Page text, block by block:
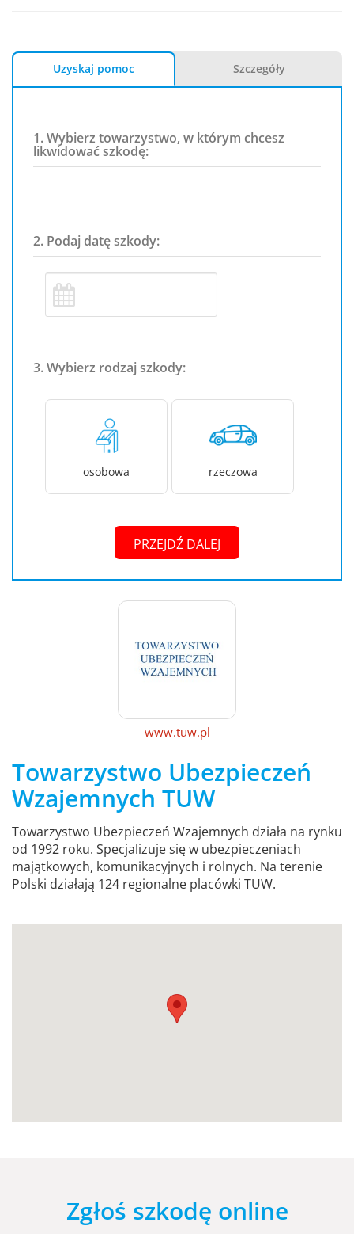
Uzyskaj pomoc Szczegóły
1. Wybierz towarzystwo, w którym chcesz
likwidować szkodę:
2. Podaj datę szkody:
3. Wybierz rodzaj szkody:
osobowa rzeczowa
PRZEJDŹ DALEJ
www.tuw.pl
Towarzystwo Ubezpieczeń
Wzajemnych TUW
Towarzystwo Ubezpieczeń Wzajemnych działa na rynku
od 1992 roku. Specjalizuje się w ubezpieczeniach
majątkowych, komunikacyjnych i rolnych. Na terenie
Polski działają 124 regionalne placówki TUW.
Zgłoś szkodę online